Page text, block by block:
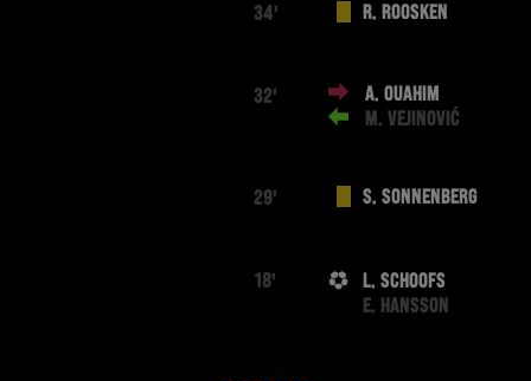
34' R. ROOSKEN
32'
A. OUAHIM
M. VEJINOVIĆ
29' S. SONNENBERG
18'
L. SCHOOFS
E. HANSSON